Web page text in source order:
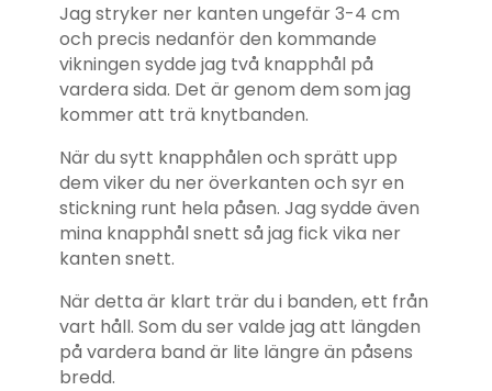
Jag stryker ner kanten ungefär 3-4 cm
och precis nedanför den kommande
vikningen sydde jag två knapphål på
vardera sida. Det är genom dem som jag
kommer att trä knytbanden.
När du sytt knapphålen och sprätt upp
dem viker du ner överkanten och syr en
stickning runt hela påsen. Jag sydde även
mina knapphål snett så jag fick vika ner
kanten snett.
När detta är klart trär du i banden, ett från
vart håll. Som du ser valde jag att längden
på vardera band är lite längre än påsens
bredd.